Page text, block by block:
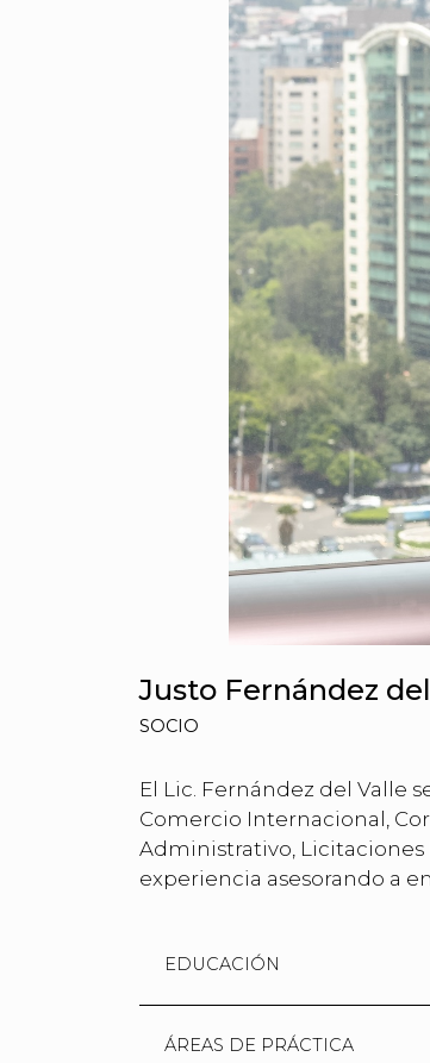
Justo Fernández
SOCIO
El Lic. Fernández del Valle
Comercio Internacional,
Administrativo,
experiencia asesorando a
EDUCACIÓN
ÁREAS DE PRÁCTICA